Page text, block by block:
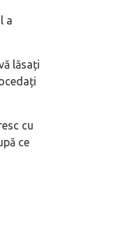
a
lăsați
cu
ce